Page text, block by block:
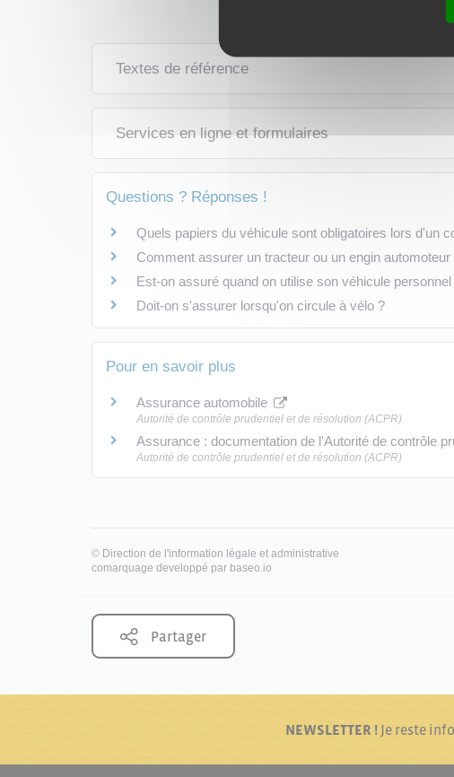
Textes de référence
Services en ligne et formulaires
Questions ? Réponses !
Quels papiers du véhicule sont obligatoires lors d'un
Comment assurer un tracteur ou un engin automoteur
Est-on assuré quand on utilise son véhicule
Doit-on s'assurer lorsqu'on circule à vélo ?
Pour en savoir plus
Assurance automobile
Autorité de contrôle prudentiel et de résolution (ACPR)
Assurance : documentation de l'Autorité de contrôle
Autorité de contrôle prudentiel et de résolution (ACPR)
© Direction de l'information légale et administrative
comarquage developpé par baseo.io
Partager
NEWSLETTER !Je reste